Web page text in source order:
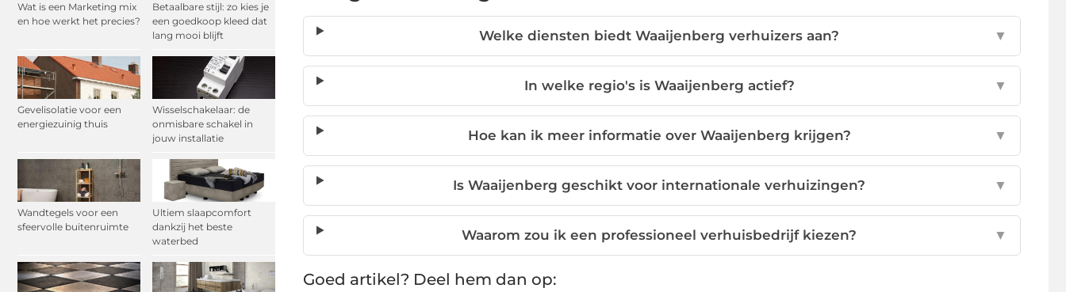
Wat is een Marketing mix
en hoe werkt het precies?
Betaalbare stijl: zo kies je
een goedkoop kleed dat
lang mooi blijft
Gevelisolatie voor een
energiezuinig thuis
Wisselschakelaar: de
onmisbare schakel in
jouw installatie
Wandtegels voor een
sfeervolle buitenruimte
Ultiem slaapcomfort
dankzij het beste
waterbed
Welke diensten biedt Waaijenberg verhuizers aan? ▼
In welke regio's is Waaijenberg actief? ▼
Hoe kan ik meer informatie over Waaijenberg krijgen? ▼
Is Waaijenberg geschikt voor internationale verhuizingen? ▼
Waarom zou ik een professioneel verhuisbedrijf kiezen? ▼
Goed artikel? Deel hem dan op: